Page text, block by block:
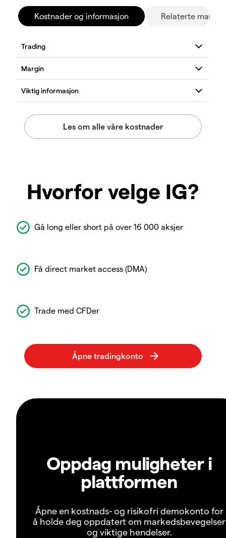
Kostnader og informasjon Relaterte
Hvorfor velge IG?
Gå long eller short på over 16 000 aksjer
Få direct market access (DMA)
Trade med CFDer
Oppdag muligheter i
plattformen
Åpne en kostnads- og risikofri demokonto for
å holde deg oppdatert om markedsbevegelser
og viktige hendelser.